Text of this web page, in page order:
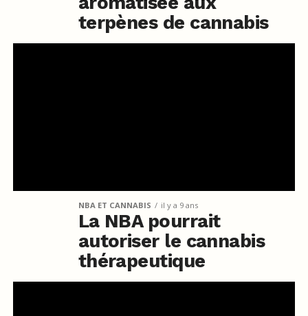
terpènes de cannabis
NBA ET CANNABIS il y a 9 ans
La NBA pourrait
autoriser le cannabis
thérapeutique